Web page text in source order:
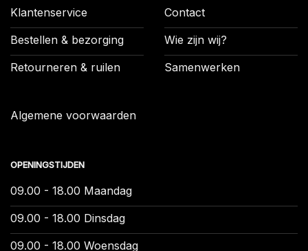
Klantenservice
Bestellen & bezorging
Retourneren & ruilen
Algemene voorwaarden
Contact
Wie zijn wij?
Samenwerken
OPENINGSTIJDEN
09.00 - 18.00 Maandag
09.00 - 18.00 Dinsdag
09.00 - 18.00 Woensdag